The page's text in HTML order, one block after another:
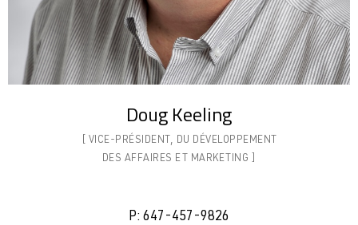
Doug Keeling
[ VICE-PRÉSIDENT, DU DÉVELOPPEMENT
DES AFFAIRES ET MARKETING ]
P: 647-457-9826